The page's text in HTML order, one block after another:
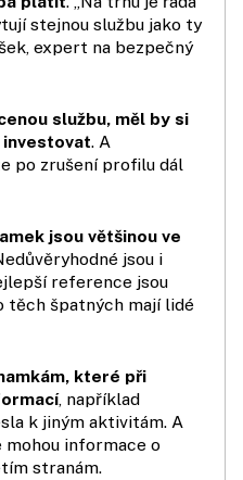
stejnou službu jako ty
expert na bezpečný
službu, měl by si
. A
po zrušení profilu dál
jsou většinou ve
jsou i
reference jsou
těch špatných mají lidé
které při
, například
k jiným aktivitám. A
mohou informace o
stranám.